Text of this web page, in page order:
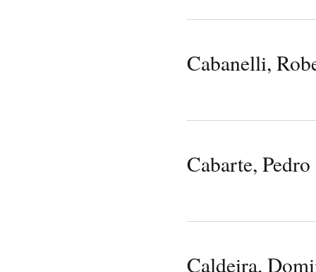
Cabanelli,
Cabarte, Pedro
Caldeira,